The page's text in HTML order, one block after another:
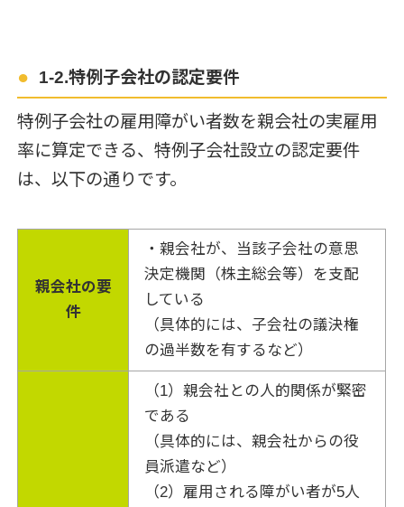
1-2.特例子会社の認定要件
特例子会社の雇用障がい者数を親会社の実雇用
率に算定できる、特例子会社設立の認定要件
は、以下の通りです。
親会社の要
件
・親会社が、当該子会社の意思
決定機関（株主総会等）を支配
している
（具体的には、子会社の議決権
の過半数を有するなど）
（1）親会社との人的関係が緊密
である
（具体的には、親会社からの役
員派遣など）
（2）雇用される障がい者が5人